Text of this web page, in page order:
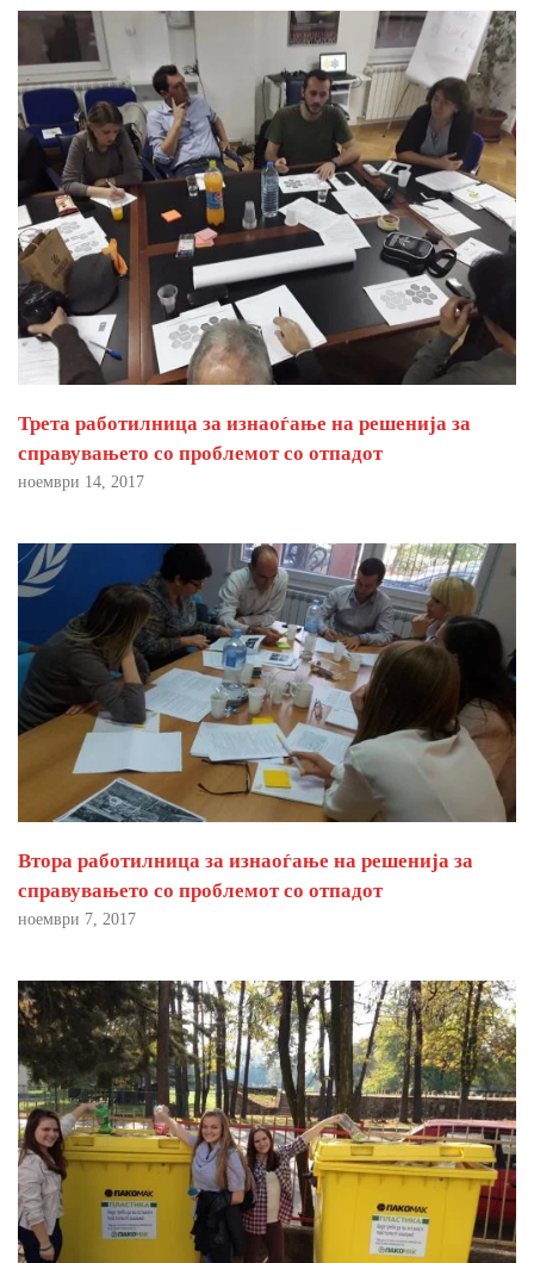
Трета работилница за изнаоѓање на решенија за
справувањето со проблемот со отпадот
ноември 14, 2017
Втора работилница за изнаоѓање на решенија за
справувањето со проблемот со отпадот
ноември 7, 2017